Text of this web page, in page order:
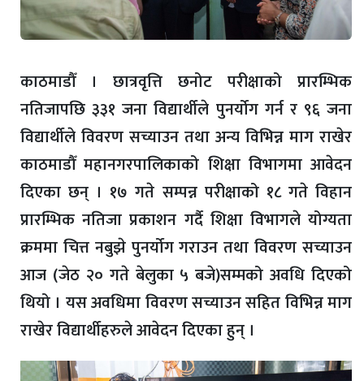
काठमाडौँ । छात्रवृत्ति छनोट परीक्षाको प्रारम्भिक
नतिजापछि ३३१ जना विद्यार्थीले पुनर्योग गर्न र ९६ जना
विद्यार्थीले विवरण सच्याउन तथा अन्य विभिन्न माग राखेर
काठमाडौँ महानगरपालिकाको शिक्षा विभागमा आवेदन
दिएका छन् । १७ गते सम्पन्न परीक्षाको १८ गते विहान
प्रारम्भिक नतिजा प्रकाशन गर्दै शिक्षा विभागले योग्यता
क्रममा चित्त नबुझे पुनर्योग गराउन तथा विवरण सच्याउन
आज (जेठ २० गते बेलुका ५ बजे)सम्मको अवधि दिएको
थियो । यस अवधिमा विवरण सच्याउन सहित विभिन्न माग
राखेर विद्यार्थीहरुले आवेदन दिएका हुन् ।